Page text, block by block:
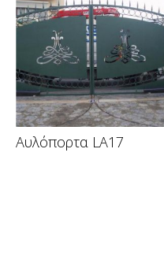
Αυλόπορτα LA17